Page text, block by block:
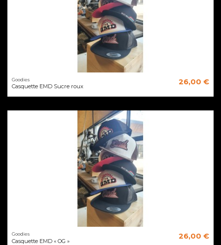
Goodies
Casquette EMD Sucre roux
26,00 €
Goodies
Casquette EMD « OG »
26,00 €